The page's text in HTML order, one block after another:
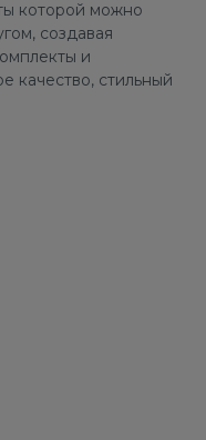
которой можно
создавая
и
качество, стильный